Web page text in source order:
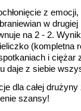
z
w
na 2 - 2.
(kompletna
i ciężar
daje z siebie
dla całej
szansy!